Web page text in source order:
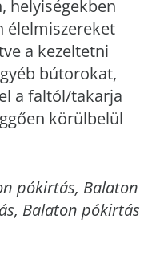
helyiségekben
élelmiszereket
a kezeltetni
bútorokat,
a faltól/takarja
körülbelül
pókirtás, Balaton
Balaton pókirtás